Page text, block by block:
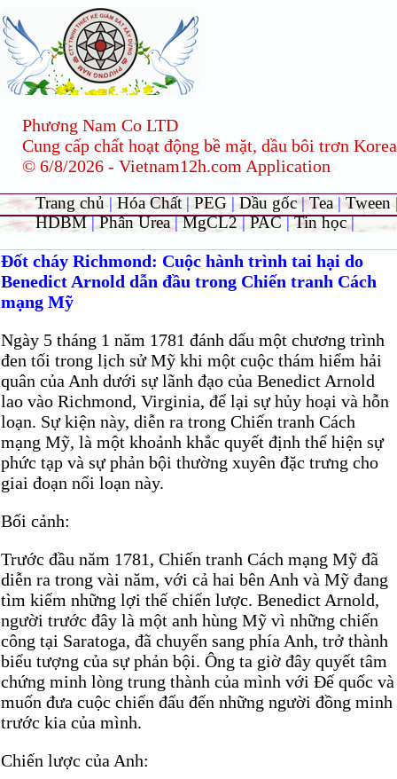
Phương Nam Co LTD
Cung cấp chất hoạt động bề mặt, dầu bôi trơn Korea
© 6/8/2026 - Vietnam12h.com Application
Trang chủ|Hóa Chất|PEG|Dầu gốc|Tea|Tween
HDBM|Phân Urea|MgCL2|PAC|Tin học|
Đốt cháy Richmond: Cuộc hành trình tai hại do
Benedict Arnold dẫn đầu trong Chiến tranh Cách
mạng Mỹ
Ngày 5 tháng 1 năm 1781 đánh dấu một chương trình
đen tối trong lịch sử Mỹ khi một cuộc thám hiểm hải
quân của Anh dưới sự lãnh đạo của Benedict Arnold
lao vào Richmond, Virginia, để lại sự hủy hoại và hỗn
loạn. Sự kiện này, diễn ra trong Chiến tranh Cách
mạng Mỹ, là một khoảnh khắc quyết định thể hiện sự
phức tạp và sự phản bội thường xuyên đặc trưng cho
giai đoạn nổi loạn này.
Bối cảnh:
Trước đầu năm 1781, Chiến tranh Cách mạng Mỹ đã
diễn ra trong vài năm, với cả hai bên Anh và Mỹ đang
tìm kiếm những lợi thế chiến lược. Benedict Arnold,
người trước đây là một anh hùng Mỹ vì những chiến
công tại Saratoga, đã chuyển sang phía Anh, trở thành
biểu tượng của sự phản bội. Ông ta giờ đây quyết tâm
chứng minh lòng trung thành của mình với Đế quốc và
muốn đưa cuộc chiến đấu đến những người đồng minh
trước kia của mình.
Chiến lược của Anh: